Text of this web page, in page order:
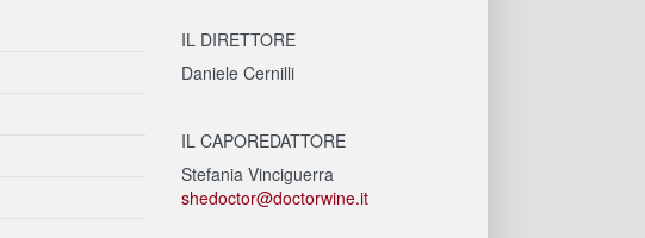
IL DIRETTORE
Daniele Cernilli
IL CAPOREDATTORE
Stefania Vinciguerra
shedoctor@doctorwine.it